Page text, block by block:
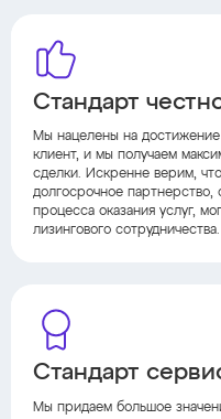
Стандарт
Мы нацелены на
клиент, и мы получаем
сделки. Искренне верим,
долгосрочное партнерство,
процесса оказания услуг,
лизингового сотрудничества.
Стандарт
Мы придаем большое